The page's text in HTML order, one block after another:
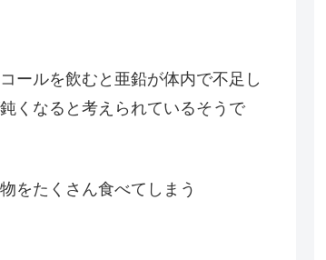
ールを飲むと亜鉛が体内で不足し
くなると考えられているそうで
をたくさん食べてしまう